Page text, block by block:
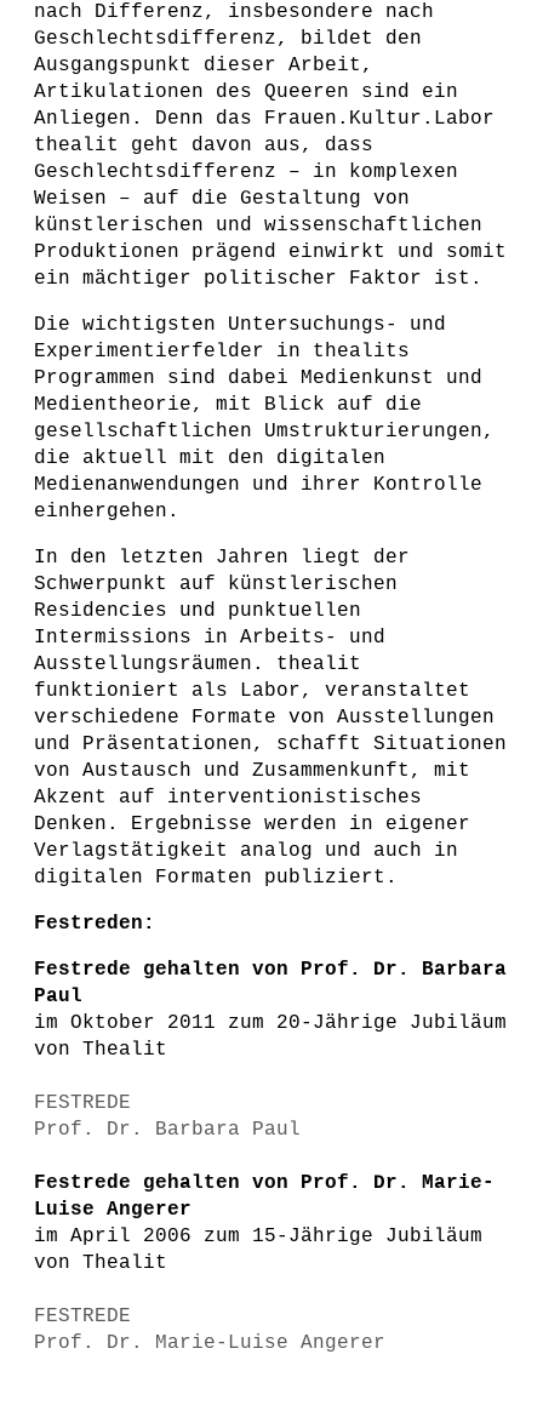
nach Differenz, insbesondere nach
Geschlechtsdifferenz, bildet den
Ausgangspunkt dieser Arbeit,
Artikulationen des Queeren sind ein
Anliegen. Denn das Frauen.Kultur.Labor
thealit geht davon aus, dass
Geschlechtsdifferenz – in komplexen
Weisen – auf die Gestaltung von
künstlerischen und wissenschaftlichen
Produktionen prägend einwirkt und somit
ein mächtiger politischer Faktor ist.
Die wichtigsten Untersuchungs- und
Experimentierfelder in thealits
Programmen sind dabei Medienkunst und
Medientheorie, mit Blick auf die
gesellschaftlichen Umstrukturierungen,
die aktuell mit den digitalen
Medienanwendungen und ihrer Kontrolle
einhergehen.
In den letzten Jahren liegt der
Schwerpunkt auf künstlerischen
Residencies und punktuellen
Intermissions in Arbeits- und
Ausstellungsräumen. thealit
funktioniert als Labor, veranstaltet
verschiedene Formate von Ausstellungen
und Präsentationen, schafft Situationen
von Austausch und Zusammenkunft, mit
Akzent auf interventionistisches
Denken. Ergebnisse werden in eigener
Verlagstätigkeit analog und auch in
digitalen Formaten publiziert.
Festreden:
Festrede gehalten von Prof. Dr. Barbara
Paul
im Oktober 2011 zum 20-Jährige Jubiläum
von Thealit
FESTREDE
Prof. Dr. Barbara Paul
Festrede gehalten von Prof. Dr. Marie-
Luise Angerer
im April 2006 zum 15-Jährige Jubiläum
von Thealit
FESTREDE
Prof. Dr. Marie-Luise Angerer